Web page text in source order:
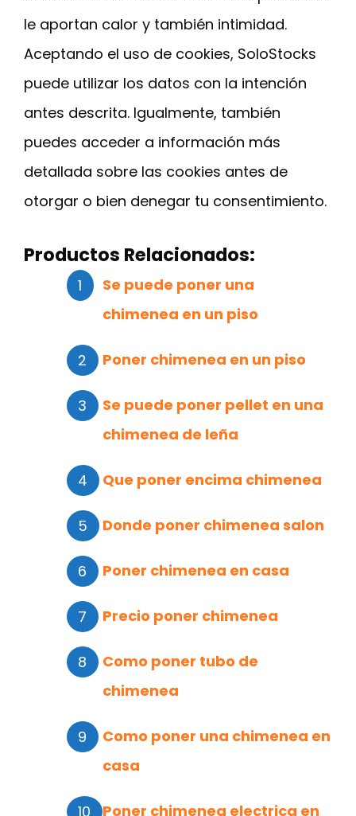
le aportan calor y también intimidad.
Aceptando el uso de cookies, SoloStocks
puede utilizar los datos con la intención
antes descrita. Igualmente, también
puedes acceder a información más
detallada sobre las cookies antes de
otorgar o bien denegar tu consentimiento.
Productos Relacionados:
Se puede poner una
chimenea en un piso
Poner chimenea en un piso
Se puede poner pellet en una
chimenea de leña
Que poner encima chimenea
Donde poner chimenea salon
Poner chimenea en casa
Precio poner chimenea
Como poner tubo de
chimenea
Como poner una chimenea en
casa
Poner chimenea electrica en